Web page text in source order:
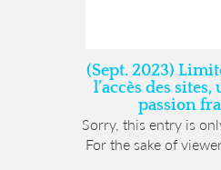
(Sept. 2023)
l’accès des
passion
Sorry, this entry is
For the sake of